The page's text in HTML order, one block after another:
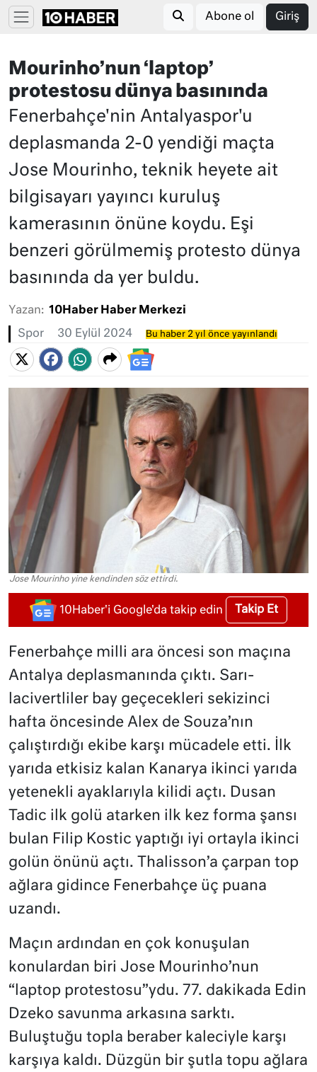
Abone ol Giriş
Mourinho’nun ‘laptop’
protestosu dünya basınında
Fenerbahçe'nin Antalyaspor'u
deplasmanda 2-0 yendiği maçta
Jose Mourinho, teknik heyete ait
bilgisayarı yayıncı kuruluş
kamerasının önüne koydu. Eşi
benzeri görülmemiş protesto dünya
basınında da yer buldu.
Yazan: 10Haber Haber Merkezi
Spor 30 Eylül 2024 Bu haber 2 yıl önce yayınlandı
Jose Mourinho yine kendinden söz ettirdi.
10Haber'i Google'da takip edin Takip Et
Fenerbahçe milli ara öncesi son maçına
Antalya deplasmanında çıktı. Sarı-
lacivertliler bay geçecekleri sekizinci
hafta öncesinde Alex de Souza’nın
çalıştırdığı ekibe karşı mücadele etti. İlk
yarıda etkisiz kalan Kanarya ikinci yarıda
yetenekli ayaklarıyla kilidi açtı. Dusan
Tadic ilk golü atarken ilk kez forma şansı
bulan Filip Kostic yaptığı iyi ortayla ikinci
golün önünü açtı. Thalisson’a çarpan top
ağlara gidince Fenerbahçe üç puana
uzandı.
Maçın ardından en çok konuşulan
konulardan biri Jose Mourinho’nun
“laptop protestosu”ydu. 77. dakikada Edin
Dzeko savunma arkasına sarktı.
Buluştuğu topla beraber kaleciyle karşı
karşıya kaldı. Düzgün bir şutla topu ağlara